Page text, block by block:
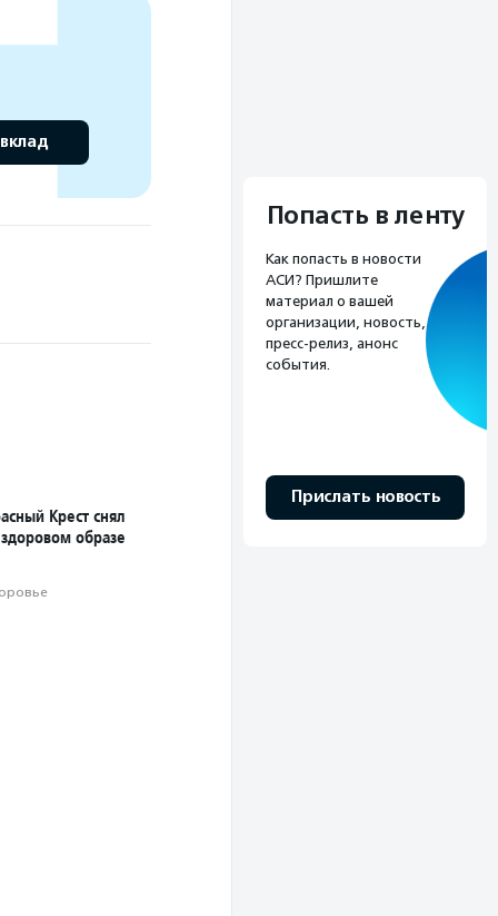
Крест снял
образе
Попасть в ленту
Как попасть в новости
АСИ? Пришлите
материал о вашей
организации, новость,
пресс-релиз, анонс
события.
Прислать новость